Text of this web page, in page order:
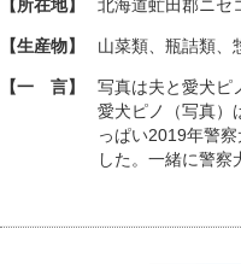
【所在地】 北海道虻田郡ニセ
【生産物】 山菜類、瓶詰類、
【一 言】
写真は夫と愛犬ピ
愛犬ピノ（写真）
っぱい2019年警
した。一緒に警察